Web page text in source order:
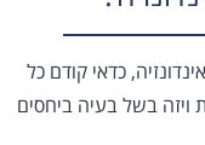
כדאי קודם כל
ויזה בשל בעיה ביחסים